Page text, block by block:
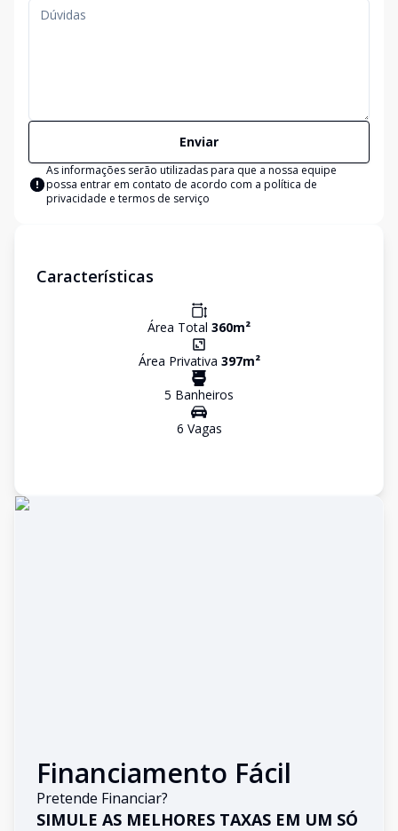
Enviar
As informações serão utilizadas para que a nossa equipe
possa entrar em contato de acordo com a política de
privacidade e termos de serviço
Características
Área Total 360m²
Área Privativa 397m²
5 Banheiros
6 Vagas
Financiamento Fácil
Pretende Financiar?
SIMULE AS MELHORES TAXAS EM UM SÓ